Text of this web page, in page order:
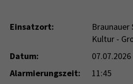
Einsatzort:
Braunauer
Kultur -
Datum:
07.07.2026
Alarmierungszeit:
11:45